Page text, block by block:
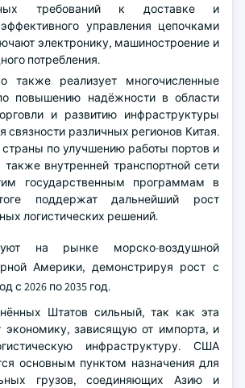
требований к доставке и
управления цепочками
электронику, машиностроение и
потребления.
также реализует многочисленные
повышению надёжности в области
и развитию инфраструктуры
связности различных регионов Китая.
по улучшению работы портов и
также внутренней транспортной сети
государственным программам в
поддержат дальнейший рост
логистических решений.
на рынке морско-воздушной
Америки, демонстрируя рост с
с 2026 по 2035 год.
Штатов сильный, так как эта
экономику, зависящую от импорта, и
инфраструктуру. США
основным пунктом назначения для
грузов, соединяющих Азию и